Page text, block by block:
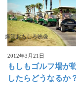
爆笑おもしろ映像
2012年3月21日
もしもゴルフ場が
したらどうなるか